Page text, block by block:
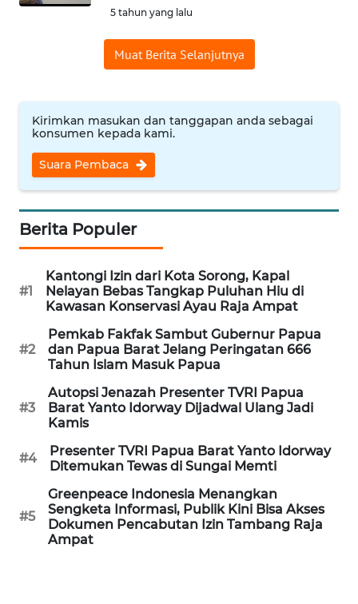
5 tahun yang lalu
Muat Berita Selanjutnya
Kirimkan masukan dan tanggapan anda sebagai
konsumen kepada kami.
Suara Pembaca
Berita Populer
#1
Kantongi Izin dari Kota Sorong, Kapal
Nelayan Bebas Tangkap Puluhan Hiu di
Kawasan Konservasi Ayau Raja Ampat
#2
Pemkab Fakfak Sambut Gubernur Papua
dan Papua Barat Jelang Peringatan 666
Tahun Islam Masuk Papua
#3
Autopsi Jenazah Presenter TVRI Papua
Barat Yanto Idorway Dijadwal Ulang Jadi
Kamis
#4
Presenter TVRI Papua Barat Yanto Idorway
Ditemukan Tewas di Sungai Memti
#5
Greenpeace Indonesia Menangkan
Sengketa Informasi, Publik Kini Bisa Akses
Dokumen Pencabutan Izin Tambang Raja
Ampat
WN
TAPANULI
WN DELI
SERDANG
WN
TEBING
TINGGI
WN
PAKPAK
WN
KARAWANG
WN
BEKASI
WN
BOGOR